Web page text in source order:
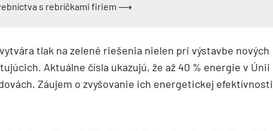
s rebríčkami firiem ⟶
tlak na zelené riešenia nielen pri výstavbe nových
Aktuálne čísla ukazujú, že až 40 % energie v Únii
Záujem o zvyšovanie ich energetickej efektívnosti